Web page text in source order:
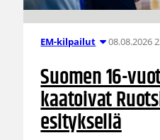
EM-kilpailut 08.08.2026
Suomen 16-
kaatoivat
esityksellä